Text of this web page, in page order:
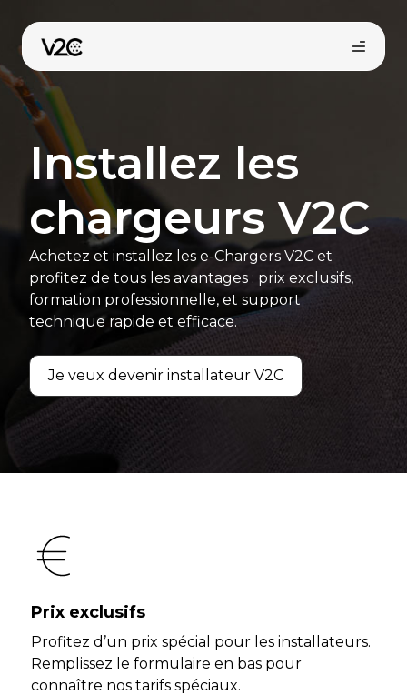
contenu
Installez les
chargeurs V2C
Achetez et installez les e-Chargers V2C et
profitez de tous les avantages : prix exclusifs,
formation professionnelle, et support
technique rapide et efficace.
Je veux devenir installateur V2C
Prix exclusifs
Profitez d’un prix spécial pour les installateurs.
Remplissez le formulaire en bas pour
connaître nos tarifs spéciaux.